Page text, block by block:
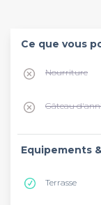
Ce que vous
Nourriture
Gâteau
Equipements
Terrasse